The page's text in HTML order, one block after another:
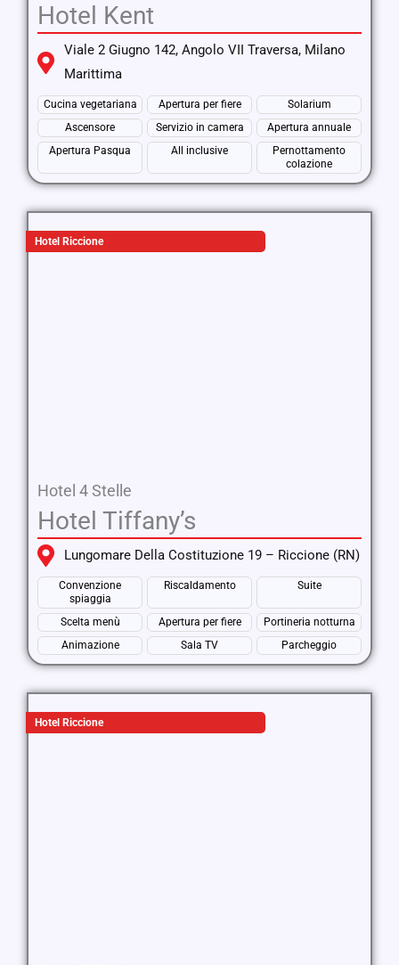
Hotel Kent
Viale 2 Giugno 142, Angolo VII Traversa, Milano
Marittima
Cucina vegetariana Apertura per fiere
Solarium
Ascensore
Servizio in camera
Apertura annuale
Apertura Pasqua
All inclusive
Pernottamento
colazione
Hotel Riccione
Hotel 4 Stelle
Hotel Tiffany’s
Lungomare Della Costituzione 19 – Riccione (RN)
Convenzione
spiaggia
Riscaldamento Suite
Scelta menù Apertura per fiere
Portineria notturna
Animazione
Sala TV Parcheggio
Hotel Riccione